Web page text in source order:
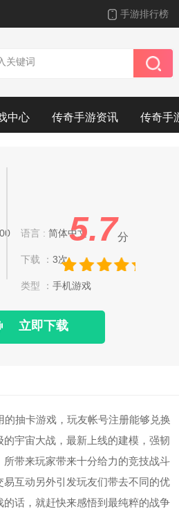
手游排行榜
中心 传奇手游资讯 传奇手
语言 :简体中文
下载 ：3次
类型 ：手机游戏
立即下载
5.7分
抽卡游戏，玩友帐号注册能够兑换
宇宙大战，最新上线的建模，强韧
带来玩家带来十分给力的竞技战斗
互动另外引发玩友们带去不同的优
话，就赶快来感悟到最纯粹的战争